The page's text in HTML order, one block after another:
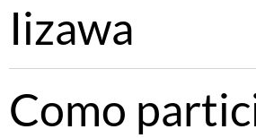
Iizawa
Como